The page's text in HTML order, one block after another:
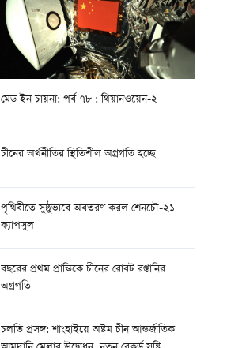
মেড ইন চায়না: পর্ব ৭৮ : থিয়ানওয়েন-২
চীনের অর্থনীতির স্থিতিশীল অগ্রগতি হচ্ছে
পৃথিবীতে সুষ্ঠুভাবে অবতরণ করল শেনচৌ-২১
ক্যাপসুল
বছরের প্রথম প্রান্তিকে চীনের রোবট রপ্তানির
অগ্রগতি
চলতি প্রসঙ্গ: শাংহাইয়ে অষ্টম চীন আন্তর্জাতিক